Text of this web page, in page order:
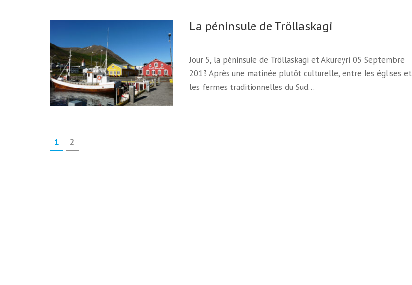
La péninsule de Tröllaskagi
Jour 5, la péninsule de Tröllaskagi et Akureyri 05 Septembre
2013 Après une matinée plutôt culturelle, entre les églises et
les fermes traditionnelles du Sud…
Pagination
des
PAGE
1 PAGE
2